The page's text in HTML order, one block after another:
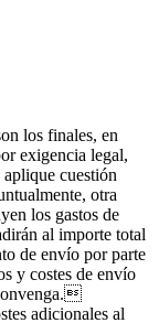
los finales, en
exigencia legal,
cuestión
otra
los gastos de
al importe total
de envío por parte
y costes de envío
adicionales al